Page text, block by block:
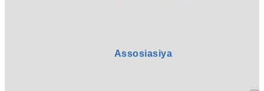
Assosiasiya